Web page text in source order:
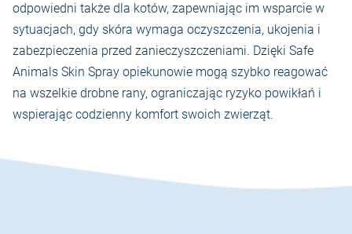
odpowiedni także dla kotów, zapewniając im wsparcie w
sytuacjach, gdy skóra wymaga oczyszczenia, ukojenia i
zabezpieczenia przed zanieczyszczeniami. Dzięki Safe
Animals Skin Spray opiekunowie mogą szybko reagować
na wszelkie drobne rany, ograniczając ryzyko powikłań i
wspierając codzienny komfort swoich zwierząt.